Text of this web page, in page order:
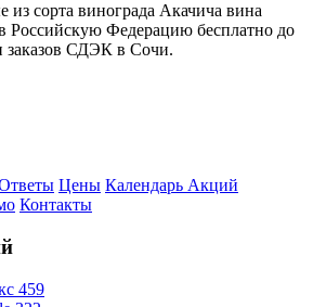
из сорта винограда Акачича вина
Российскую Федерацию бесплатно до
заказов СДЭК в Сочи.
Цены Календарь Акций
Контакты
459